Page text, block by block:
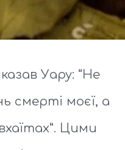
Уару: “Не
смерті моєї, а
Цими